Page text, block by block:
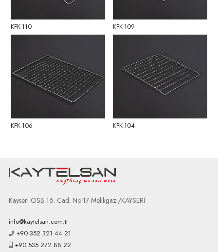
KFK-110 KFK-109
KFK-106 KFK-104
Kayseri OSB 16. Cad. No:17 Melikgazi/KAYSERİ
info@kaytelsan.com.tr
+90 352 321 44 21
+90 535 272 88 22